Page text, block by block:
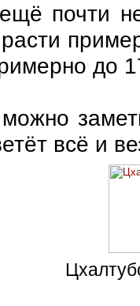
почти
до
всё и